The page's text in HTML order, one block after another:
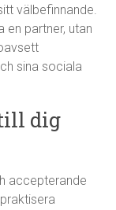
välbefinnande.
en partner, utan
sina sociala
dig
accepterande